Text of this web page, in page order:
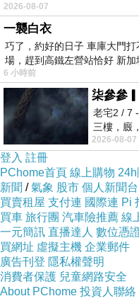
2026-08-07
一襲白衣
巧了，約好的日子 車庫大門
場，趕到高鐵左營站恰好 新
6 小時前
柒參參
老宅2 / 7
三樓，廄
個人整整
2026-08-07
登入 註冊
PChome首頁 線上購物 24h
新聞 /氣象 股市 個人新聞台
買賣租屋 支付連 國際連 Pi
買車 旅行團 汽車險推薦 線
一元簡訊 直播達人 數位憑
買網址 虛擬主機 企業郵件
廣告刊登 隱私權聲明
消費者保護 兒童網路安全
About PChome 投資人聯絡